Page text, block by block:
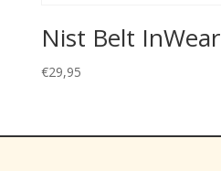
Nist Belt InWear
€29,95